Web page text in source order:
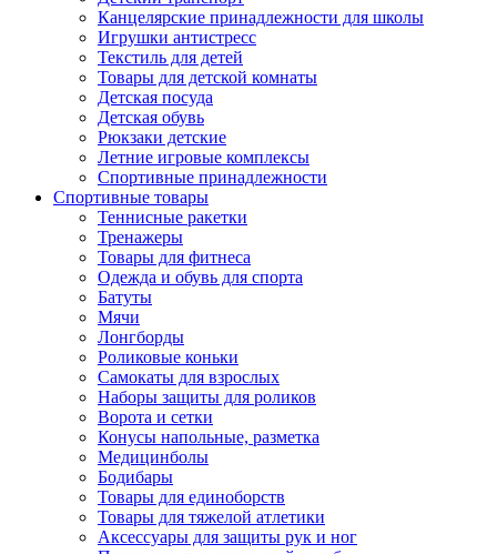
Канцелярские принадлежности для школы
Игрушки антистресс
Текстиль для детей
Товары для детской комнаты
Детская посуда
Детская обувь
Рюкзаки детские
Летние игровые комплексы
Спортивные принадлежности
Спортивные товары
Теннисные ракетки
Тренажеры
Товары для фитнеса
Одежда и обувь для спорта
Батуты
Мячи
Лонгборды
Роликовые коньки
Самокаты для взрослых
Наборы защиты для роликов
Ворота и сетки
Конусы напольные, разметка
Медицинболы
Бодибары
Товары для единоборств
Товары для тяжелой атлетики
Аксессуары для защиты рук и ног